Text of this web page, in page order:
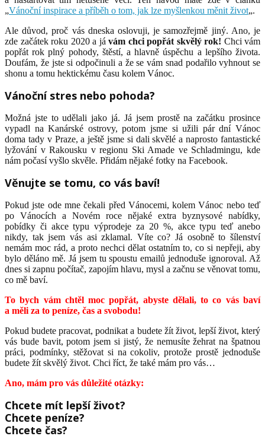
„Vánoční inspirace a příběh o tom, jak lze myšlenkou měnit život„.
Ale důvod, proč vás dneska oslovuji, je samozřejmě jiný. Ano, je
zde začátek roku 2020 a já vám chci popřát skvělý rok! Chci vám
popřát rok plný pohody, štěstí, a hlavně úspěchu a lepšího života.
Doufám, že jste si odpočinuli a že se vám snad podařilo vyhnout se
shonu a tomu hektickému času kolem Vánoc.
Vánoční stres nebo pohoda?
Možná jste to udělali jako já. Já jsem prostě na začátku prosince
vypadl na Kanárské ostrovy, potom jsme si užili pár dní Vánoc
doma tady v Praze, a ještě jsme si dali skvělé a naprosto fantastické
lyžování v Rakousku v regionu Ski Amade ve Schladmingu, kde
nám počasí vyšlo skvěle. Přidám nějaké fotky na Facebook.
Věnujte se tomu, co vás baví!
Pokud jste ode mne čekali před Vánocemi, kolem Vánoc nebo teď
po Vánocích a Novém roce nějaké extra byznysové nabídky,
pobídky či akce typu výprodeje za 20 %, akce typu teď anebo
nikdy, tak jsem vás asi zklamal. Víte co? Já osobně to šílenství
nemám moc rád, a proto nechci dělat ostatním to, co si nepřeji, aby
bylo děláno mě. Já jsem tu spoustu emailů jednoduše ignoroval. Až
dnes si zapnu počítač, zapojím hlavu, mysl a začnu se věnovat tomu,
co mě baví.
To bych vám chtěl moc popřát, abyste dělali, to co vás baví
a měli za to peníze, čas a svobodu!
Pokud budete pracovat, podnikat a budete žít život, lepší život, který
vás bude bavit, potom jsem si jistý, že nemusíte žehrat na špatnou
práci, podmínky, stěžovat si na cokoliv, protože prostě jednoduše
budete žít skvělý život. Chci říct, že také mám pro vás…
Ano, mám pro vás důležité otázky:
Chcete mít lepší život?
Chcete peníze?
Chcete čas?